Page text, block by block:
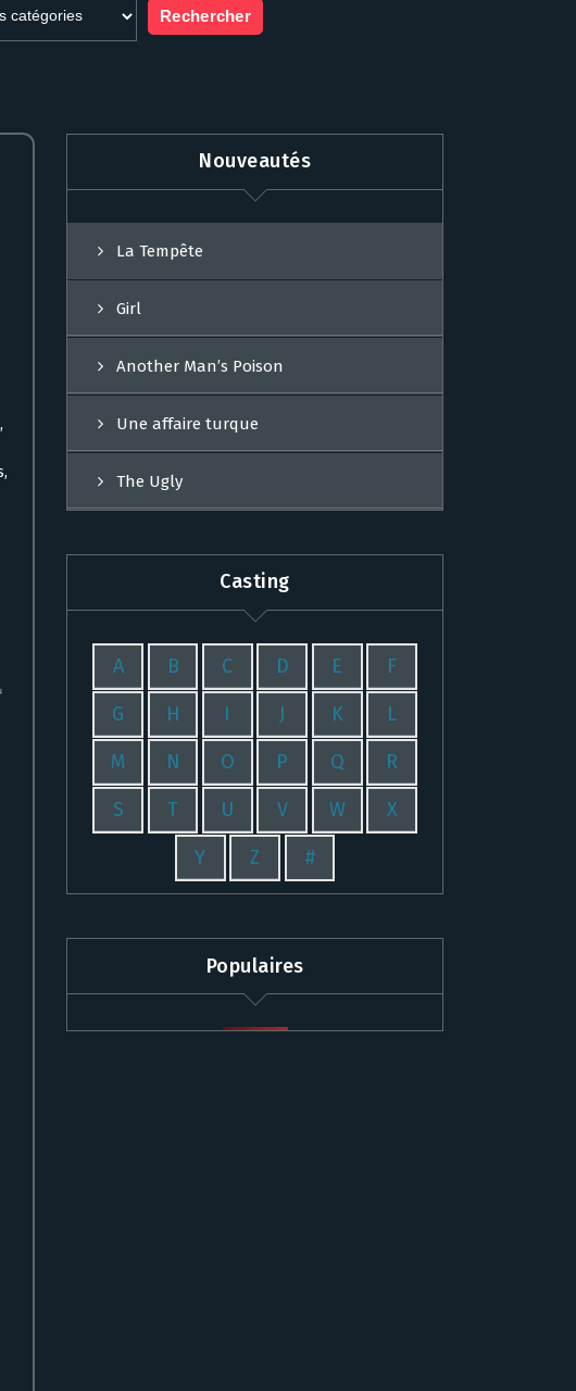
Nouveautés
La Tempête
Girl
Another Man’s Poison
Une affaire turque
The Ugly
Casting
A B C D E F
G H I J K L
M N O P Q R
S T U V W X
Y Z #
Populaires